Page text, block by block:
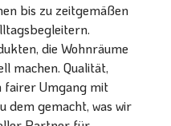
bis zu zeitgemäßen
die Wohnräume
machen. Qualität,
fairer Umgang mit
dem gemacht, was wir